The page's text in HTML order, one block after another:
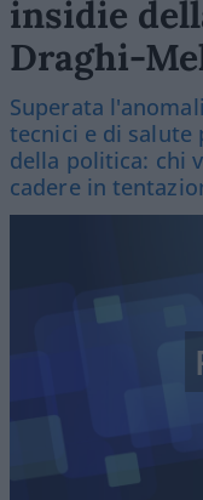
insidie
Draghi-
Superata
tecnici e di salute
della politica: chi
cadere in